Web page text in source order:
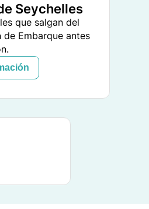
Seychelles
que salgan del
Embarque antes